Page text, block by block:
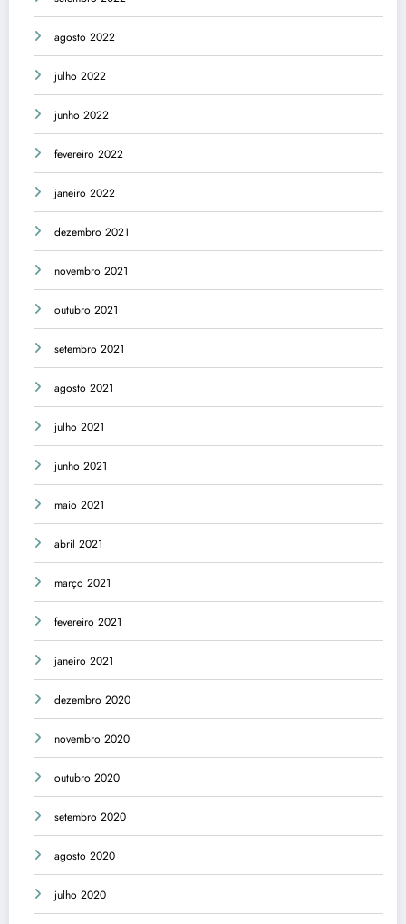
agosto 2022
julho 2022
junho 2022
fevereiro 2022
janeiro 2022
dezembro 2021
novembro 2021
outubro 2021
setembro 2021
agosto 2021
julho 2021
junho 2021
maio 2021
abril 2021
março 2021
fevereiro 2021
janeiro 2021
dezembro 2020
novembro 2020
outubro 2020
setembro 2020
agosto 2020
julho 2020